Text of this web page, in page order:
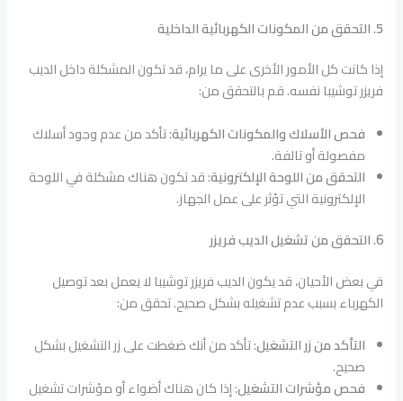
5. التحقق من المكونات الكهربائية الداخلية
إذا كانت كل الأمور الأخرى على ما يرام، قد تكون المشكلة داخل الديب
فريزر توشيبا نفسه. قم بالتحقق من:
فحص الأسلاك والمكونات الكهربائية: تأكد من عدم وجود أسلاك
مفصولة أو تالفة.
التحقق من اللوحة الإلكترونية: قد تكون هناك مشكلة في اللوحة
الإلكترونية التي تؤثر على عمل الجهاز.
6. التحقق من تشغيل الديب فريزر
في بعض الأحيان، قد يكون الديب فريزر توشيبا لا يعمل بعد توصيل
الكهرباء بسبب عدم تشغيله بشكل صحيح. تحقق من:
التأكد من زر التشغيل: تأكد من أنك ضغطت على زر التشغيل بشكل
صحيح.
فحص مؤشرات التشغيل: إذا كان هناك أضواء أو مؤشرات تشغيل